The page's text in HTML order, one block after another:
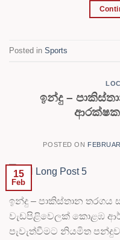
Posted in Sports
ඉන්දු –
ආරක්ෂක
POSTED ON
15
Feb
ඉන්දු – පාකිස්තාන තරගය
වැඩපිළිවෙලක් කොළඹ ආර්.
පැවැත්වීමට නියමිත